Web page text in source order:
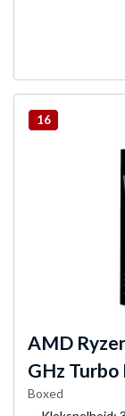
16
AMD
GHz
Boxed